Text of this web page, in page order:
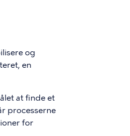
og
en
at finde et
processerne
for